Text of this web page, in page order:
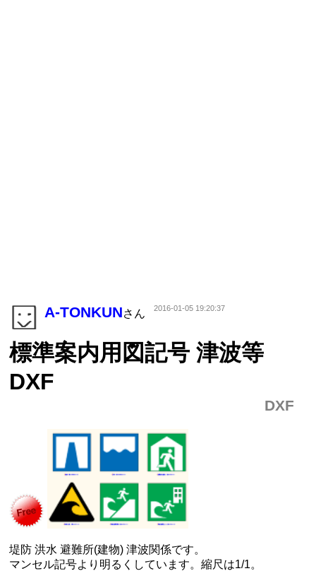
A-TONKUNさん 2016-01-05 19:20:37
標準案内用図記号 津波等
DXF
DXF
堤防 洪水 避難所(建物) 津波関係です。
マンセル記号より明るくしています。縮尺は1/1。